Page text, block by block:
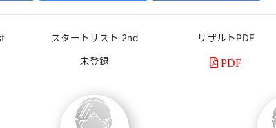
スタートリスト 2nd リザルトPDF
PDF